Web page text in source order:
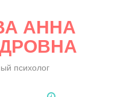
АННА
психолог